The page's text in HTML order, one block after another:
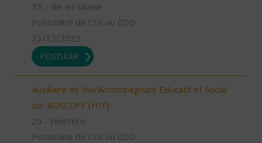
35 - Ille-et-Vilaine
Possibilité de CDI ou CDD
23/12/2025
POSTULER
Auxiliaire de Vie/Accompagnant Educatif et Social
sur ROSCOFF (H/F)
29 - Finistère
Possibilité de CDI ou CDD